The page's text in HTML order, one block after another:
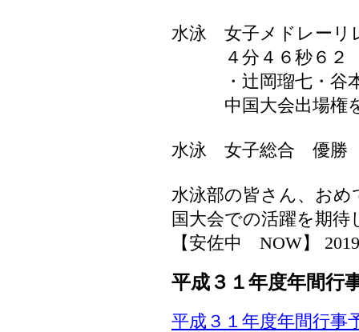
水泳 女子メドレー
４分４６秒６２ 桑
・辻岡瑠七・谷本
中国大会出場権
水泳 女子総合 優勝
水泳部の皆さん、お
国大会での活躍を期待
【安佐中 NOW】
平成３１年度年間行
平成３１年度年間行事